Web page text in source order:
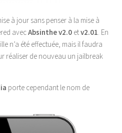
à jour sans penser à la mise à
avecAbsinthe v2.0 etv2.01. En
n’a été effectuée, mais il faudra
réaliser de nouveau un jailbreak
porte cependant le nom de